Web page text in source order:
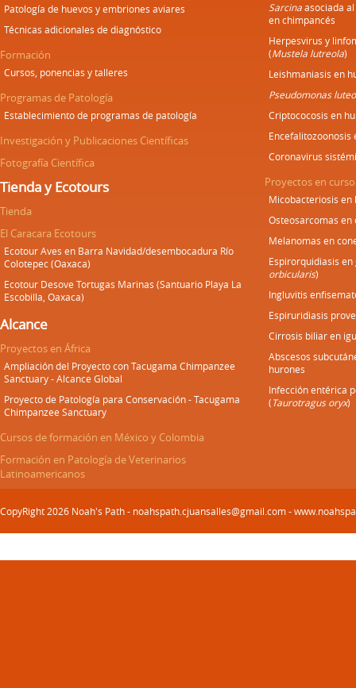
Patología de huevos y embriones aviares
Técnicas adicionales de diagnóstico
Formación
Cursos, ponencias y talleres
Programas de Patología
Establecimiento de programas de patología
Investigación y Publicaciones Científicas
Fotografía Científica
Tienda y Ecotours
Tienda
El Caracara Ecotours
Ecotour Aves en Barra Navidad/desembocadura Río
Colotepec (Oaxaca)
Ecotour Desove Tortugas Marinas (Santuario Playa La
Escobilla, Oaxaca)
Alcance
Proyectos en África
Ampliación del Proyecto con Tacugama Chimpanzee
Sanctuary - Alcance Global
Proyecto de Patología para Conservación - Tacugama
Chimpanzee Sanctuary
Cursos de formación en México y Colombia
Formación en Patología de Veterinarios
Latinoamericanos
Sarcinaasociada
en chimpancés
Herpesvirus y
(Mustela lutreola)
Leishmaniasis en
Pseudomonas
Criptococosis en
Coronavirus
Proyectos en curso
Micobacteriosis en
Osteosarcomas en
Melanomas en
Espirorquidiasis
orbicularis)
Ingluvitis
Espiruridiasis
Cirrosis biliar en
Abscesos
hurones
Infección entérica
(Taurotragus oryx)
CopyRight 2026 Noah's Path - noahspath.cjuansalles@gmail.com -